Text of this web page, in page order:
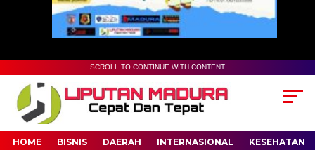
SCROLL TO CONTINUE WITH CONTENT
HOME BISNIS DAERAH INTERNASIONAL KESEHATAN